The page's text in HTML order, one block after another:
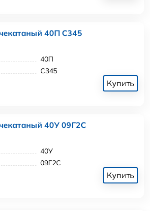
40П С345
40П
С345
Купить
40У 09Г2С
40У
09Г2С
Купить